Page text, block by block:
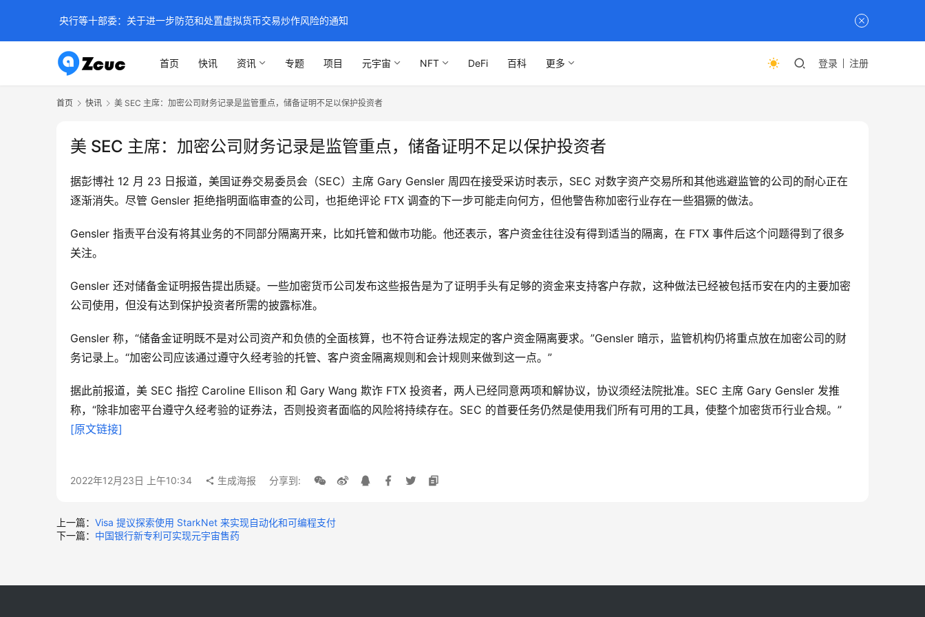
首页 快讯 资讯 专题 项目 元宇宙 NFT DeFi 百科 更多 登录 注册
首页 快讯 美 SEC 主席：加密公司财务记录是监管重点，储备证明不足以保护投资者
美 SEC 主席：加密公司财务记录是监管重点，储备证明不足以保护投资者
据彭博社 12 月 23 日报道，美国证券交易委员会（SEC）主席 Gary Gensler 周四在接受采访时表示，SEC 对数字资产交易所和其他逃避监管的公司的耐心正在
逐渐消失。尽管 Gensler 拒绝指明面临审查的公司，也拒绝评论 FTX 调查的下一步可能走向何方，但他警告称加密行业存在一些猖獗的做法。
Gensler 指责平台没有将其业务的不同部分隔离开来，比如托管和做市功能。他还表示，客户资金往往没有得到适当的隔离，在 FTX 事件后这个问题得到了很多
关注。
Gensler 还对储备金证明报告提出质疑。一些加密货币公司发布这些报告是为了证明手头有足够的资金来支持客户存款，这种做法已经被包括币安在内的主要加密
公司使用，但没有达到保护投资者所需的披露标准。
Gensler 称，“储备金证明既不是对公司资产和负债的全面核算，也不符合证券法规定的客户资金隔离要求。”Gensler 暗示，监管机构仍将重点放在加密公司的财
务记录上。“加密公司应该通过遵守久经考验的托管、客户资金隔离规则和会计规则来做到这一点。”
据此前报道，美 SEC 指控 Caroline Ellison 和 Gary Wang 欺诈 FTX 投资者，两人已经同意两项和解协议，协议须经法院批准。SEC 主席 Gary Gensler 发推
[原文链接]
2022年12月23日 上午10:34 生成海报 分享到:
上一篇： Visa 提议探索使用 StarkNet 来实现自动化和可编程支付
下一篇： 中国银行新专利可实现元宇宙售药
央行等十部委：关于进一步防范和处置虚拟货币交易炒作风险的通知